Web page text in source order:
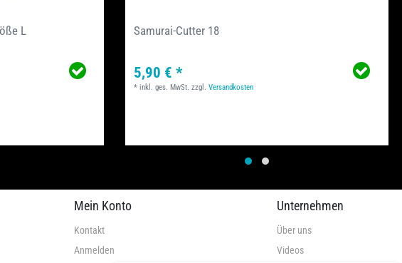
L Samurai-Cutter 18
5,90 € *
* inkl. ges. MwSt. zzgl. Versandkosten
Mein Konto
Kontakt
Anmelden
Unternehmen
Über uns
Videos